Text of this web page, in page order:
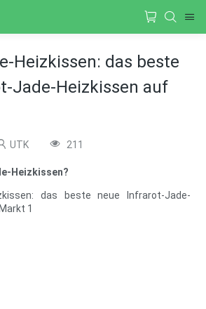
Heizkissen: das beste
Jade-Heizkissen auf
UTK 211
Heizkissen?